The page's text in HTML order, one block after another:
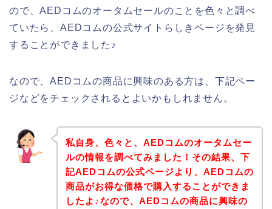
ので、AEDコムのオータムセールのことを色々と調べ
ていたら、AEDコムの公式サイトらしきページを発見
することができました♪
なので、AEDコムの商品に興味のある方は、下記ペー
ジなどをチェックされるとよいかもしれません。
私自身、色々と、AEDコムのオータムセー
ルの情報を調べてみました！その結果、下
記AEDコムの公式ページより、AEDコムの
商品がお得な価格で購入することができま
したよ♪なので、AEDコムの商品に興味の